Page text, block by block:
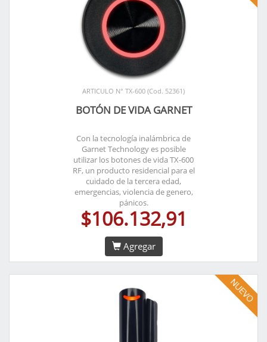
ARTICULO N° TX-600 (Cod. 52361)
BOTÓN DE VIDA GARNET
Con la tecnología inalámbrica de
Garnet Technology es posible
utilizar los botones de vida TX-600
RF, un producto residencial para el
cuidado de la tercera edad,
emergencias, violencia de genero,
pánicos.
$106.132,91
Agregar